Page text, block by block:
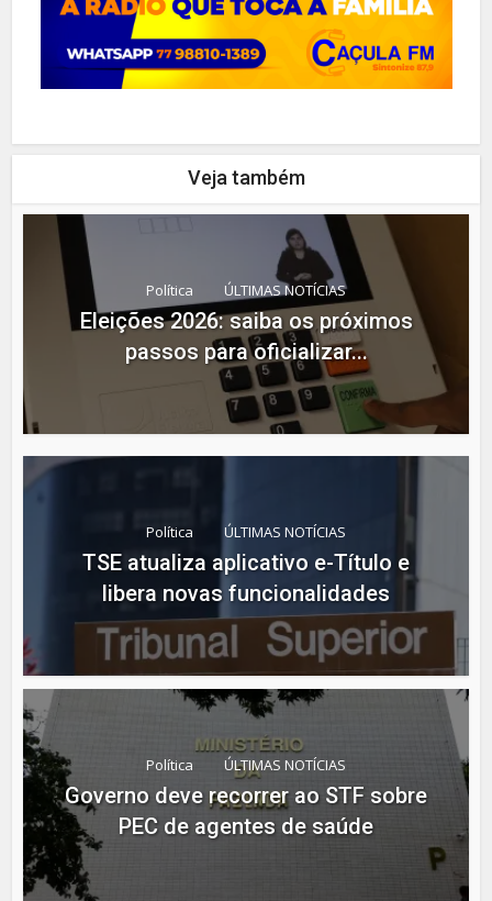
Veja também
Política ÚLTIMAS NOTÍCIAS
Eleições 2026: saiba os próximos
passos para oficializar...
Política ÚLTIMAS NOTÍCIAS
TSE atualiza aplicativo e-Título e
libera novas funcionalidades
Política ÚLTIMAS NOTÍCIAS
Governo deve recorrer ao STF sobre
PEC de agentes de saúde